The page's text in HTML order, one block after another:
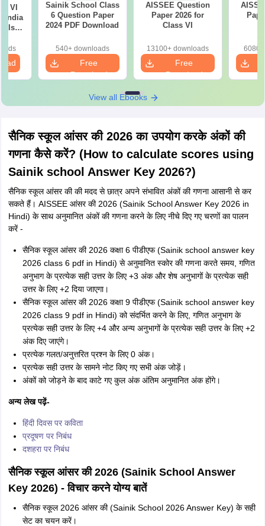
VI
India
Sainik School Class
6 Question Paper
2024 PDF Download
540+ downloads
Free
Download
AISSEE Question
Paper 2026 for
Class VI
13100+ downloads
Free
Download
View all Ebooks
सैनिक स्कूल आंसर की 2026 का उपयोग करके अंकों की
गणना कैसे करें? (How to calculate scores using
Sainik school Answer Key 2026?)
सैनिक स्कूल आंसर की की मदद से छात्र अपने संभावित अंकों की गणना आसानी से कर
सकते हैं। AISSEE आंसर की 2026 (Sainik School Answer Key 2026 in
Hindi) के साथ अनुमानित अंकों की गणना करने के लिए नीचे दिए गए चरणों का पालन
करें -
सैनिक स्कूल आंसर की 2026 कक्षा 6 पीडीएफ (Sainik school answer key
2026 class 6 pdf in Hindi) से अनुमानित स्कोर की गणना करते समय, गणित
अनुभाग के प्रत्येक सही उत्तर के लिए +3 अंक और शेष अनुभागों के प्रत्येक सही
उत्तर के लिए +2 दिया जाएगा।
सैनिक स्कूल आंसर की 2026 कक्षा 9 पीडीएफ (Sainik school answer key
2026 class 9 pdf in Hindi) को संदर्भित करने के लिए, गणित अनुभाग के
प्रत्येक सही उत्तर के लिए +4 और अन्य अनुभागों के प्रत्येक सही उत्तर के लिए +2
अंक दिए जाएंगे।
प्रत्येक गलत/अनुत्तरित प्रश्न के लिए 0 अंक।
प्रत्येक सही उत्तर के सामने नोट किए गए सभी अंक जोड़ें।
अंकों को जोड़ने के बाद काटे गए कुल अंक अंतिम अनुमानित अंक होंगे।
अन्य लेख पढ़ें-
हिंदी दिवस पर कविता
प्रदूषण पर निबंध
दशहरा पर निबंध
सैनिक स्कूल आंसर की 2026 (Sainik School Answer
Key 2026) - विचार करने योग्य बातें
सैनिक स्कूल 2026 आंसर की (Sainik School 2026 Answer Key) के सही
सेट का चयन करें।